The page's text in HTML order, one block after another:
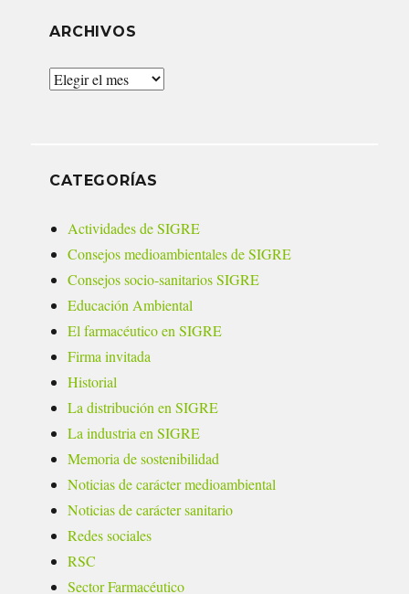
ARCHIVOS
Archivos
CATEGORÍAS
Actividades de SIGRE
Consejos medioambientales de SIGRE
Consejos socio-sanitarios SIGRE
Educación Ambiental
El farmacéutico en SIGRE
Firma invitada
Historial
La distribución en SIGRE
La industria en SIGRE
Memoria de sostenibilidad
Noticias de carácter medioambiental
Noticias de carácter sanitario
Redes sociales
RSC
Sector Farmacéutico